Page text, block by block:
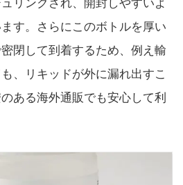
リンクされ、開封しやすいよ
す。さらにこのボトルを厚い
閉して到着するため、例え輸
、リキッドが外に漏れ出すこ
ある海外通販でも安心して利